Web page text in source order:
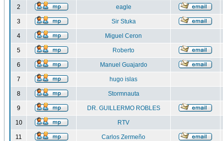
2 eagle
3 Sir Stuka
4 Miguel Ceron
5 Roberto
6 Manuel Guajardo
7 hugo islas
8 Stormnauta
9 DR. GUILLERMO ROBLES
10 RTV
11 Carlos Zermeño